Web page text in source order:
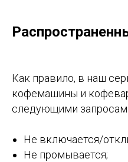
Как правило, в наш
кофемашины и
следующими
Не включается/
Не промывается;